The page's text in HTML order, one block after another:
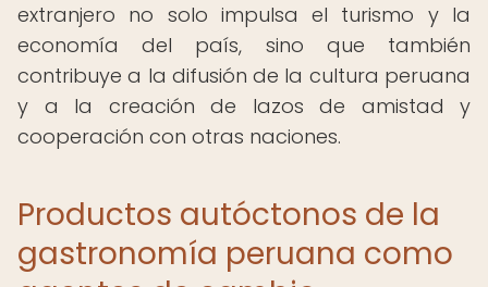
extranjero no solo impulsa el turismo y la
economía del país, sino que también
contribuye a la difusión de la cultura peruana
y a la creación de lazos de amistad y
cooperación con otras naciones.
Productos autóctonos de la
gastronomía peruana como